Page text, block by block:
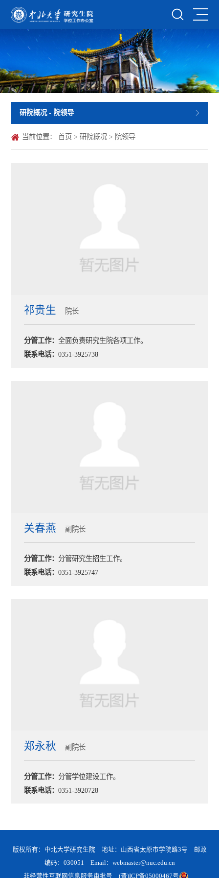
研院概况 - 院领导
当前位置： 首页> 研院概况> 院领导
祁贵生 院长
分管工作：全面负责研究生院各项工作。
联系电话：0351-3925738
关春燕 副院长
分管工作：分管研究生招生工作。
联系电话：0351-3925747
郑永秋 副院长
分管工作：分管学位建设工作。
联系电话：0351-3920728
版权所有：中北大学研究生院 地址：山西省太原市学院路3号 邮政
编码：030051 Email：webmaster@nuc.edu.cn
非经营性互联网信息服务审批号 (晋)ICP备05000467号